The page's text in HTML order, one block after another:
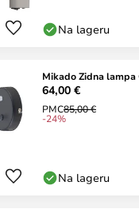
Na lageru
Mikado Zidna lampa
64,00 €
PMC85,00 €
-24%
Na lageru